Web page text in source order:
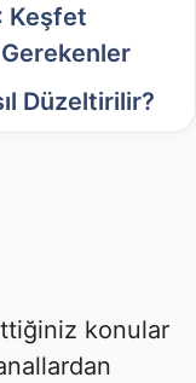
Keşfet
Düzeltirilir?
konular